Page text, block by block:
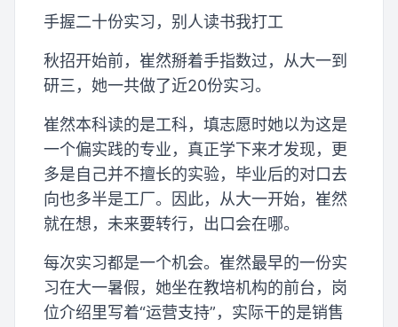
手握二十份实习，别人读书我打工
秋招开始前，崔然掰着手指数过，从大一到
研三，她一共做了近20份实习。
崔然本科读的是工科，填志愿时她以为这是
一个偏实践的专业，真正学下来才发现，更
多是自己并不擅长的实验，毕业后的对口去
向也多半是工厂。因此，从大一开始，崔然
就在想，未来要转行，出口会在哪。
每次实习都是一个机会。崔然最早的一份实
习在大一暑假，她坐在教培机构的前台，岗
位介绍里写着“运营支持”，实际干的是销售